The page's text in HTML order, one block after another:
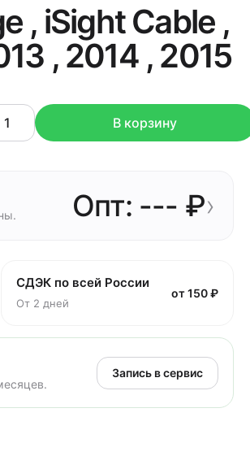
, iSight Cable ,
, 2014 , 2015
В корзину
Опт: --- ₽›
СДЭК по всей России
От 2 дней
от 150 ₽
Запись в сервис